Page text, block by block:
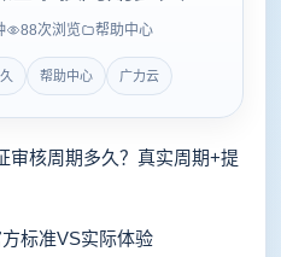
88次浏览 帮助中心
帮助中心 广力云
核周期多久？真实周期+提
标准VS实际体验